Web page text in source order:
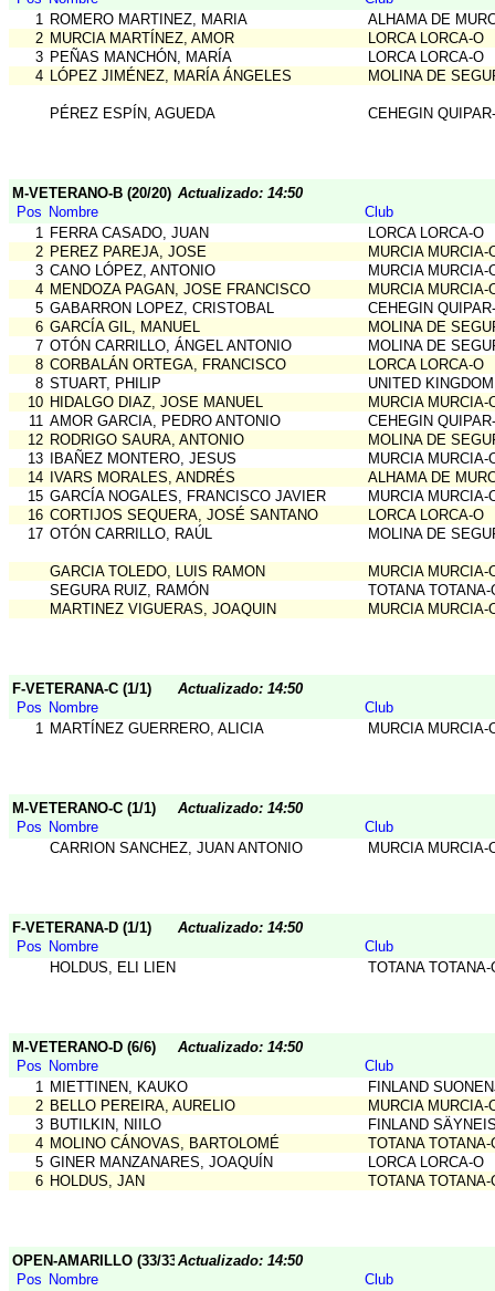
1 ROMERO MARTINEZ, MARIA
ALHAMA DE
2 MURCIA MARTÍNEZ, AMOR
LORCA LORCA-O
3 PEÑAS MANCHÓN, MARÍA
LORCA LORCA-O
4 LÓPEZ JIMÉNEZ, MARÍA ÁNGELES MOLINA DE
PÉREZ ESPÍN, AGUEDA CEHEGIN
M-VETERANO-B (20/20) Actualizado: 14:50
Pos Nombre
Club
1 FERRA CASADO, JUAN
LORCA LORCA-O
2 PEREZ PAREJA, JOSE
MURCIA MURCIA-
3 CANO LÓPEZ, ANTONIO
MURCIA MURCIA-
4 MENDOZA PAGAN, JOSE FRANCISCO
MURCIA MURCIA-
5 GABARRON LOPEZ, CRISTOBAL
CEHEGIN
6 GARCÍA GIL, MANUEL
MOLINA DE
7 OTÓN CARRILLO, ÁNGEL ANTONIO
MOLINA DE
8 CORBALÁN ORTEGA, FRANCISCO
LORCA LORCA-O
8 STUART, PHILIP
UNITED
10 HIDALGO DIAZ, JOSE MANUEL
MURCIA MURCIA-
11 AMOR GARCIA, PEDRO ANTONIO
CEHEGIN
12 RODRIGO SAURA, ANTONIO
MOLINA DE
13
IBAÑEZ MONTERO, JESUS
MURCIA MURCIA-
14
IVARS MORALES, ANDRÉS
ALHAMA DE
15 GARCÍA NOGALES, FRANCISCO JAVIER
MURCIA MURCIA-
16 CORTIJOS SEQUERA, JOSÉ SANTANO
LORCA LORCA-O
17 OTÓN CARRILLO, RAÚL MOLINA DE
GARCIA TOLEDO, LUIS RAMON
MURCIA MURCIA-
SEGURA RUIZ, RAMÓN
TOTANA TOTANA-
MARTINEZ VIGUERAS, JOAQUIN
MURCIA MURCIA-
F-VETERANA-C (1/1)
Actualizado: 14:50
Pos Nombre
Club
1 MARTÍNEZ GUERRERO, ALICIA MURCIA MURCIA-
M-VETERANO-C (1/1)
Actualizado: 14:50
Pos Nombre
Club
CARRION SANCHEZ, JUAN ANTONIO
MURCIA MURCIA-
F-VETERANA-D (1/1)
Actualizado: 14:50
Pos Nombre
Club
HOLDUS, ELI LIEN
TOTANA TOTANA-
M-VETERANO-D (6/6)
Actualizado: 14:50
Pos Nombre
Club
1 MIETTINEN, KAUKO
FINLAND
2 BELLO PEREIRA, AURELIO
MURCIA MURCIA-
3 BUTILKIN, NIILO
FINLAND
4 MOLINO CÁNOVAS, BARTOLOMÉ
TOTANA TOTANA-
5 GINER MANZANARES, JOAQUÍN
LORCA LORCA-O
6 HOLDUS, JAN TOTANA TOTANA-
OPEN-AMARILLO (33/33)Actualizado: 14:50
Pos Nombre
Club